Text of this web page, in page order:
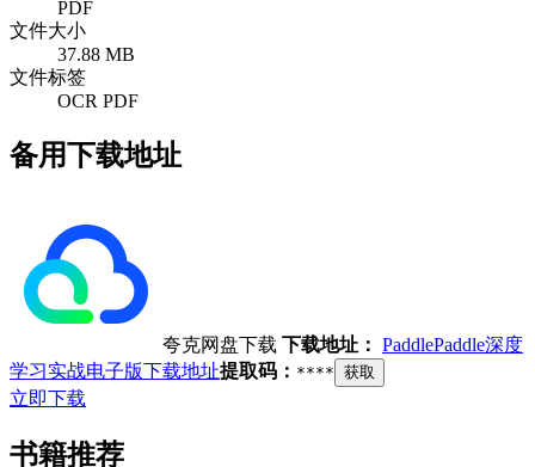
PDF
文件大小
37.88 MB
文件标签
OCR PDF
备用下载地址
夸克网盘下载 下载地址： PaddlePaddle深度
学习实战电子版下载地址提取码： **** 获取
立即下载
书籍推荐